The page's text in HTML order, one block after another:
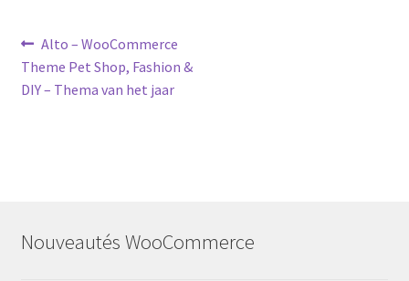
Post
navigation
Previous
post:
Alto – WooCommerce
Theme Pet Shop, Fashion &
DIY – Thema van het jaar
Nouveautés WooCommerce